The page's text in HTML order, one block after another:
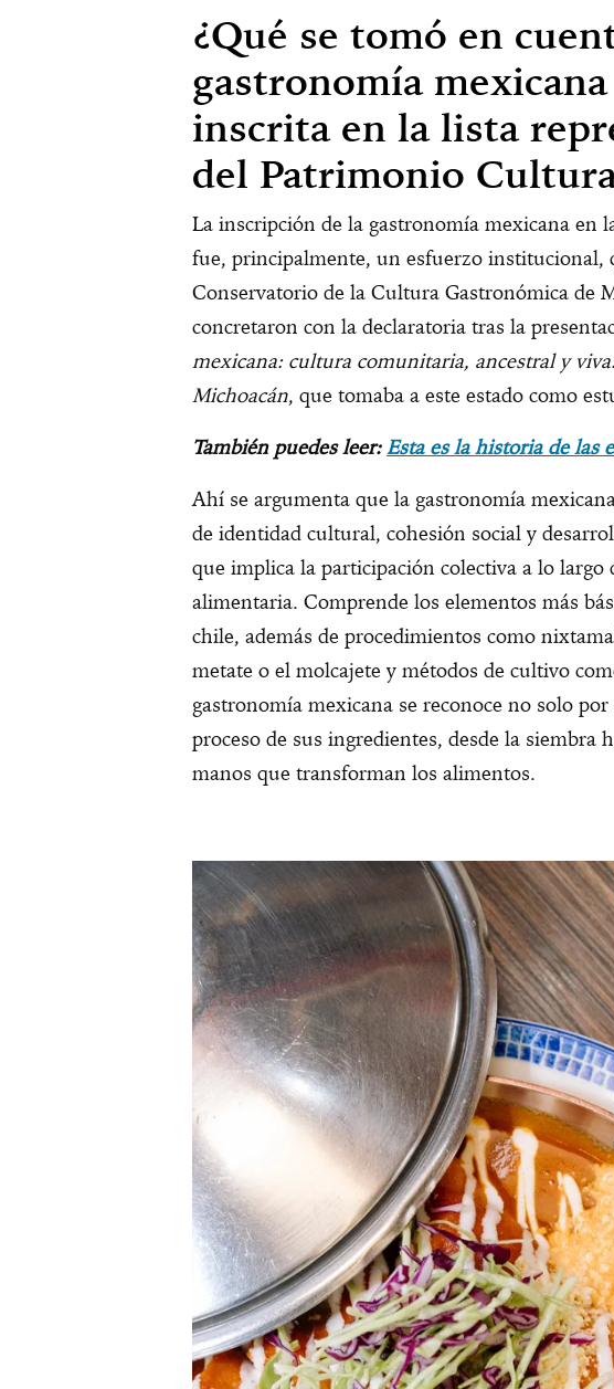
¿Qué se tomó en
gastronomía
inscrita en la lista
del Patrimonio
La inscripción de la gastronomía mexicana en
fue, principalmente, un esfuerzo institucional,
Conservatorio de la Cultura Gastronómica de
concretaron con la declaratoria tras la
mexicana: cultura comunitaria, ancestral y
Michoacán, que tomaba a este estado como
También puedes leer:Esta es la historia de las
Ahí se argumenta que la gastronomía
de identidad cultural, cohesión social y
que implica la participación colectiva a lo largo
alimentaria. Comprende los elementos más
chile, además de procedimientos como
metate o el molcajete y métodos de cultivo
gastronomía mexicana se reconoce no solo
proceso de sus ingredientes, desde la siembra
manos que transforman los alimentos.